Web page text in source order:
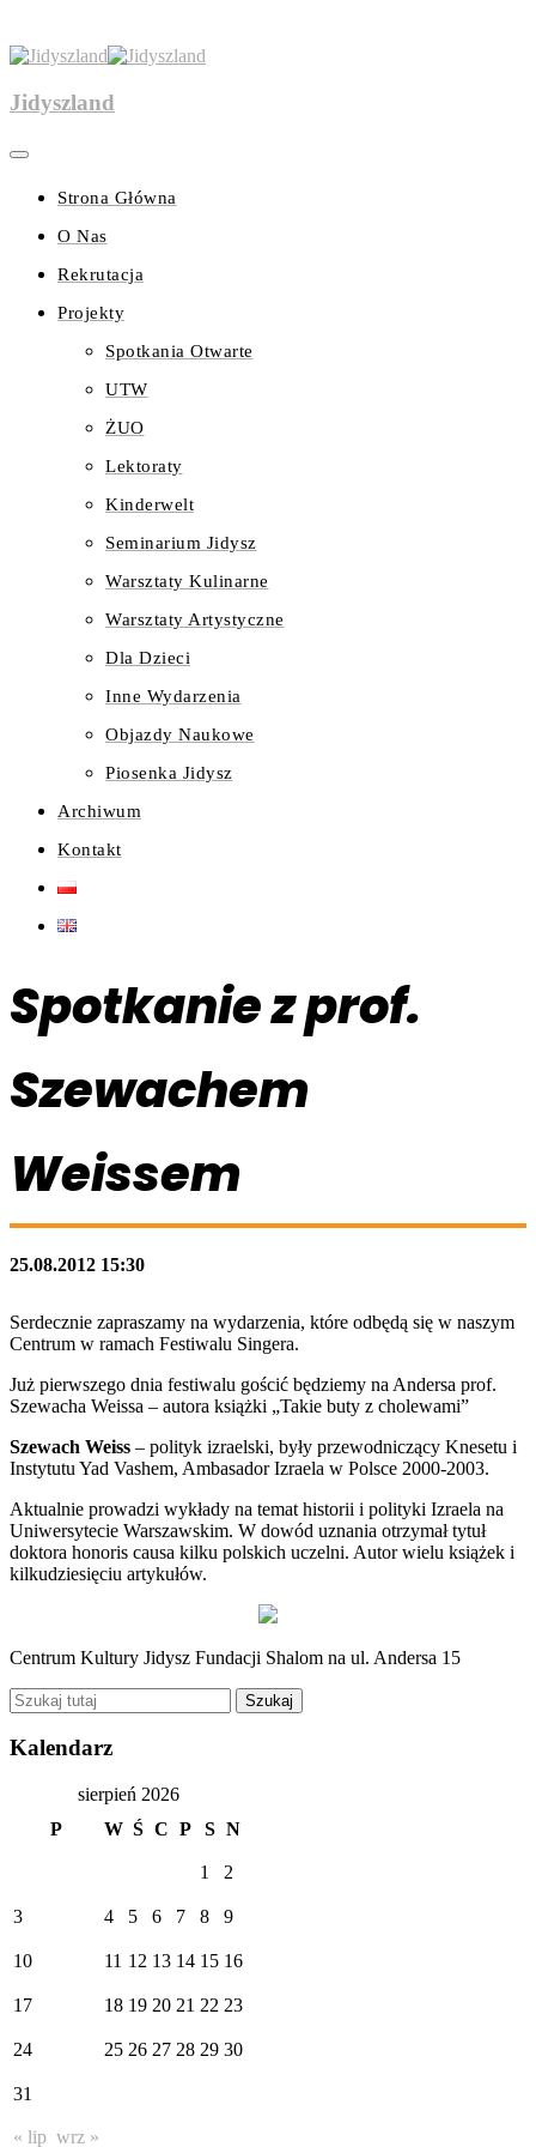
Jidyszland
Strona Główna
O Nas
Rekrutacja
Projekty
Spotkania Otwarte
UTW
ŻUO
Lektoraty
Kinderwelt
Seminarium Jidysz
Warsztaty Kulinarne
Warsztaty Artystyczne
Dla Dzieci
Inne Wydarzenia
Objazdy Naukowe
Piosenka Jidysz
Archiwum
Kontakt
Spotkanie z prof.
Szewachem
Weissem
25.08.2012 15:30
Serdecznie zapraszamy na wydarzenia, które odbędą się w naszym
Centrum w ramach Festiwalu Singera.
Już pierwszego dnia festiwalu gościć będziemy na Andersa prof.
Szewacha Weissa – autora książki „Takie buty z cholewami”
Szewach Weiss – polityk izraelski, były przewodniczący Knesetu i
Instytutu Yad Vashem, Ambasador Izraela w Polsce 2000-2003.
Aktualnie prowadzi wykłady na temat historii i polityki Izraela na
Uniwersytecie Warszawskim. W dowód uznania otrzymał tytuł
doktora honoris causa kilku polskich uczelni. Autor wielu książek i
kilkudziesięciu artykułów.
Centrum Kultury Jidysz Fundacji Shalom na ul. Andersa 15
Kalendarz
sierpień 2026
P
W Ś C P S N
1 2
3 4 5 6 7 8 9
10 11 12 13 14 15 16
17 18 19 20 21 22 23
24 25 26 27 28 29 30
31
« lip wrz »